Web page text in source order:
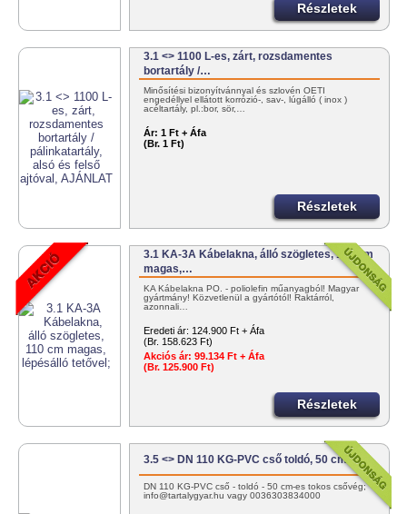
Részletek
3.1 <> 1100 L-es, zárt, rozsdamentes
bortartály /…
Minősítési bizonyítvánnyal és szlovén OÉTI
engedéllyel ellátott korrózió-, sav-, lúgálló ( inox )
acéltartály, pl.:bor, sör,…
Ár: 1 Ft + Áfa
(Br. 1 Ft)
Részletek
3.1 KA-3A Kábelakna, álló szögletes, 110 cm
magas,…
KA Kábelakna PO. - poliolefin műanyagból! Magyar
gyártmány! Közvetlenül a gyártótól! Raktárról,
azonnali…
Eredeti ár: 124.900 Ft + Áfa
(Br. 158.623 Ft)
Akciós ár: 99.134 Ft + Áfa
(Br. 125.900 Ft)
Részletek
3.5 <> DN 110 KG-PVC cső toldó, 50 cm;
DN 110 KG-PVC cső - toldó - 50 cm-es tokos csővég;
info@tartalygyar.hu vagy 0036303834000